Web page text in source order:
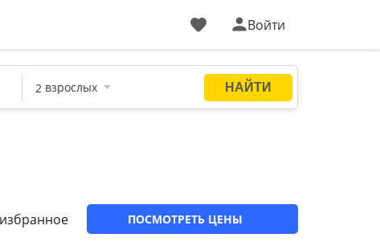
Войти
ПОСМОТРЕТЬ ЦЕНЫ